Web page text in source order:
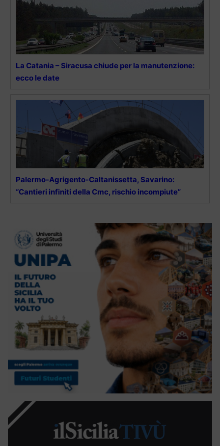
La Catania – Siracusa chiude per la manutenzione:
ecco le date
Palermo-Agrigento-Caltanissetta, Savarino:
“Cantieri infiniti della Cmc, rischio incompiute”